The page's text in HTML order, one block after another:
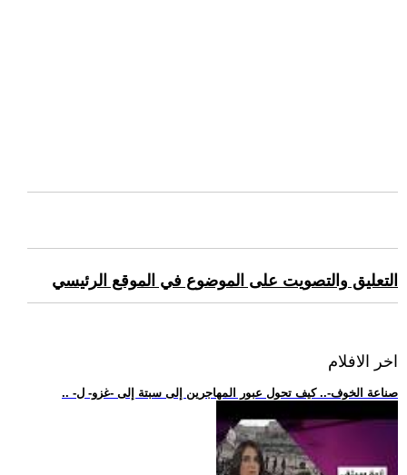
التعليق والتصويت على الموضوع في الموقع الرئيسي
اخر الافلام
.. -صناعة الخوف-.. كيف تحول عبور المهاجرين إلى سبتة إلى -غزو- ل